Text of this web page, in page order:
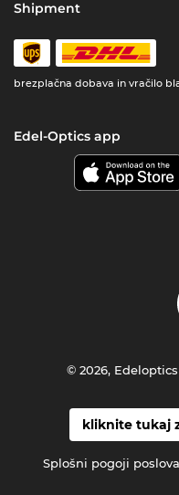
Shipment
brezplačna dobava in vračilo
Edel-Optics app
kliknite tukaj
Splošni pogoji
© 2026,